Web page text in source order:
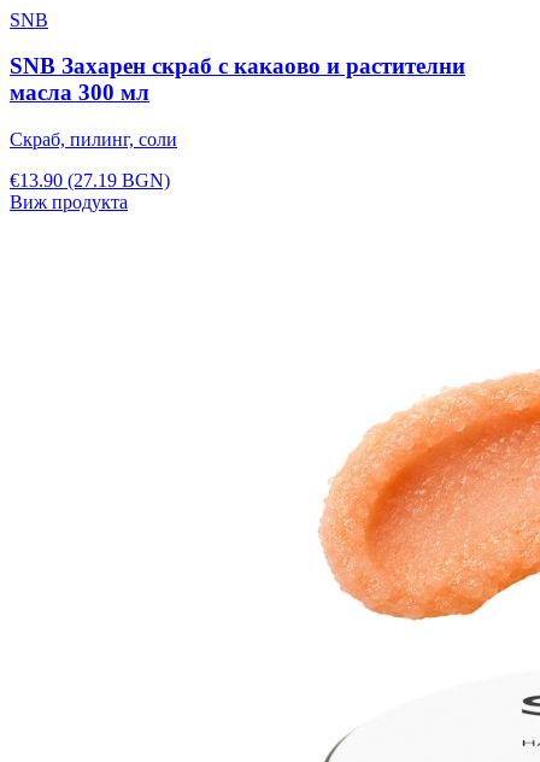
SNB
SNB Захарен скраб с какаово и растителни
масла 300 мл
Скраб, пилинг, соли
€13.90 (27.19 BGN)
Виж продукта